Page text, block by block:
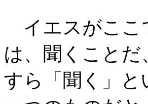
イエスがここ
は、聞くこと
すら「聞く」